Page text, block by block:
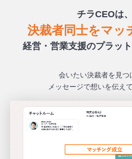
チラCEOは、
決裁者同士をマッ
経営・営業支援のプラッ
会いたい決裁者を見つ
メッセージで想いを伝え